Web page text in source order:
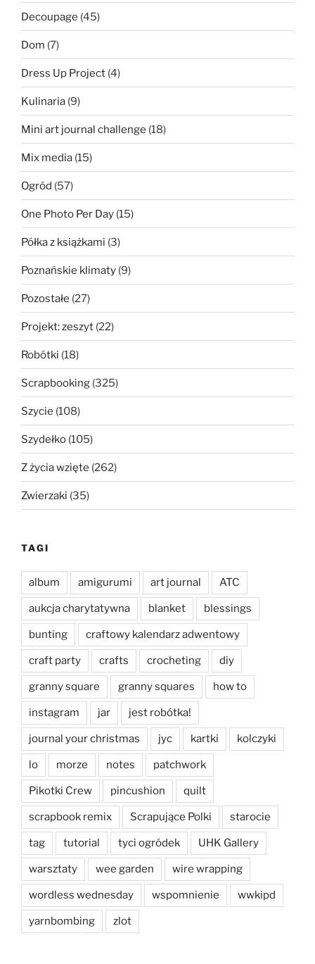
Decoupage (45)
Dom (7)
Dress Up Project (4)
Kulinaria (9)
Mini art journal challenge (18)
Mix media (15)
Ogród (57)
One Photo Per Day (15)
Półka z książkami (3)
Poznańskie klimaty (9)
Pozostałe (27)
Projekt: zeszyt (22)
Robótki (18)
Scrapbooking (325)
Szycie (108)
Szydełko (105)
Z życia wzięte (262)
Zwierzaki (35)
TAGI
album amigurumi art journal ATC
aukcja charytatywna blanket blessings
bunting craftowy kalendarz adwentowy
craft party crafts crocheting diy
granny square granny squares how to
instagram jar jest robótka!
journal your christmas jyc kartki kolczyki
lo morze notes patchwork
Pikotki Crew pincushion quilt
scrapbook remix Scrapujące Polki starocie
tag tutorial tyci ogródek UHK Gallery
warsztaty wee garden wire wrapping
wordless wednesday wspomnienie wwkipd
yarnbombing zlot